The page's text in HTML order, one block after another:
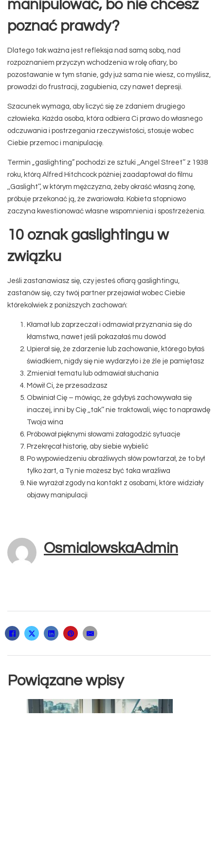
manipulować, bo nie chcesz
poznać prawdy?
Dlatego tak ważna jest refleksja nad samą sobą, nad
rozpoznaniem przyczyn wchodzenia w rolę ofiary, bo
pozostawanie w tym stanie, gdy już sama nie wiesz, co myślisz,
prowadzi do frustracji, zagubienia, czy nawet depresji.
Szacunek wymaga, aby liczyć się ze zdaniem drugiego
człowieka. Każda osoba, która odbiera Ci prawo do własnego
odczuwania i postrzegania rzeczywistości, stosuje wobec
Ciebie przemoc i manipulację.
Termin „gaslighting” pochodzi ze sztuki ,,Angel Street’’ z 1938
roku, którą Alfred Hitchcock później zaadaptował do filmu
,,Gaslight’’, w którym mężczyzna, żeby okraść własną żonę,
próbuje przekonać ją, że zwariowała. Kobieta stopniowo
zaczyna kwestionować własne wspomnienia i spostrzeżenia.
10 oznak gaslightingu w
związku
Jeśli zastanawiasz się, czy jesteś ofiarą gaslightingu,
zastanów się, czy twój partner przejawiał wobec Ciebie
którekolwiek z poniższych zachowań:
Kłamał lub zaprzeczał i odmawiał przyznania się do
kłamstwa, nawet jeśli pokazałaś mu dowód
Upierał się, że zdarzenie lub zachowanie, którego byłaś
świadkiem, nigdy się nie wydarzyło i że źle je pamiętasz
Zmieniał tematu lub odmawiał słuchania
Mówił Ci, że przesadzasz
Obwiniał Cię – mówiąc, że gdybyś zachowywała się
inaczej, inni by Cię ,,tak’’ nie traktowali, więc to naprawdę
Twoja wina
Próbował pięknymi słowami załagodzić sytuacje
Przekręcał historię, aby siebie wybielić
Po wypowiedzeniu obraźliwych słów powtarzał, że to był
tylko żart, a Ty nie możesz być taka wrażliwa
Nie wyrażał zgody na kontakt z osobami, które widziały
objawy manipulacji
OsmialowskaAdmin
Powiązane wpisy